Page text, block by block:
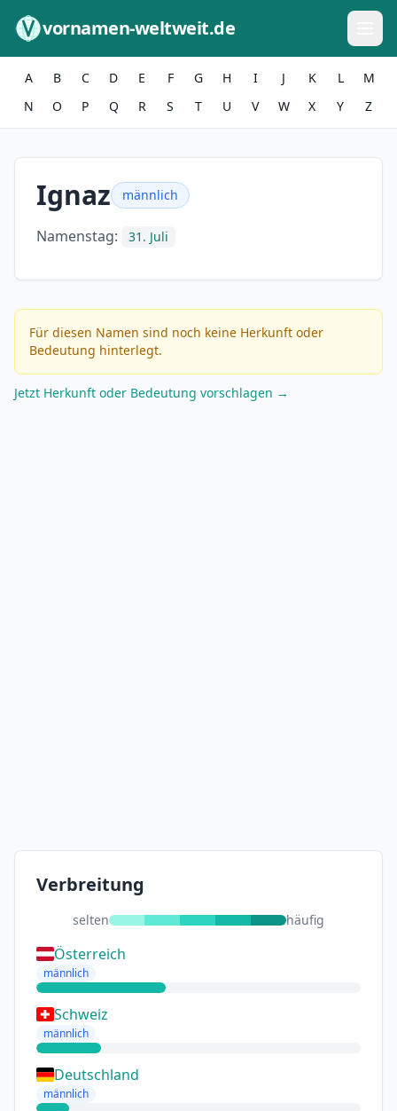
vornamen-weltweit.de
A B C D E F G H I J K L
M
N
O P Q R S T U V W X Y Z
Ignaz männlich
Namenstag: 31. Juli
Für diesen Namen sind noch keine Herkunft oder
Bedeutung hinterlegt.
Jetzt Herkunft oder Bedeutung vorschlagen →
Verbreitung
selten häufig
Österreich
männlich
Schweiz
männlich
Deutschland
männlich